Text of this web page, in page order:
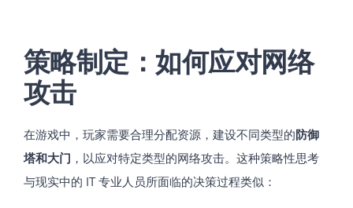
策略制定：如何应对网络
攻击
在游戏中，玩家需要合理分配资源，建设不同类型的防御
塔和大门 ，以应对特定类型的网络攻击。这种策略性思考
与现实中的 IT 专业人员所面临的决策过程类似：